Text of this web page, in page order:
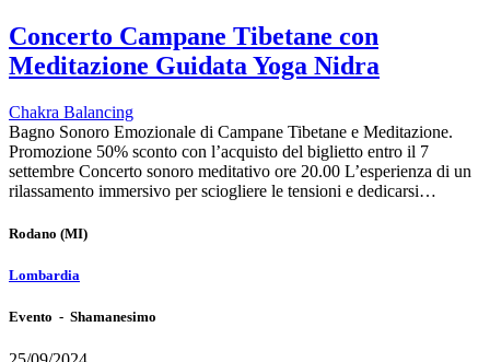
Concerto Campane Tibetane con
Meditazione Guidata Yoga Nidra
Chakra Balancing
Bagno Sonoro Emozionale di Campane Tibetane e Meditazione.
Promozione 50% sconto con l’acquisto del biglietto entro il 7
settembre Concerto sonoro meditativo ore 20.00 L’esperienza di un
rilassamento immersivo per sciogliere le tensioni e dedicarsi…
Rodano (MI)
Lombardia
Evento - Shamanesimo